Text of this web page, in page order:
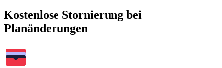
Kostenlose Stornierung bei
Planänderungen